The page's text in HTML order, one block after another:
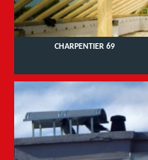
CHARPENTIER 69